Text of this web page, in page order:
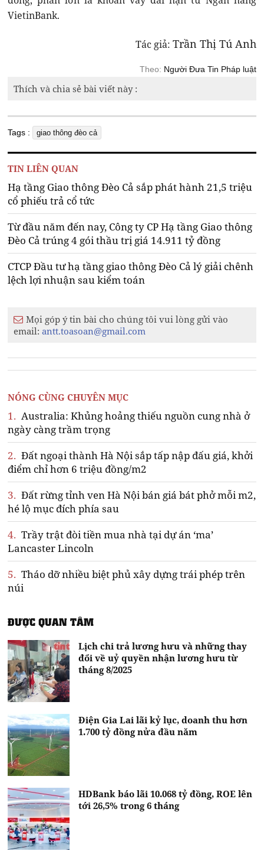
VietinBank.
Tác giả: Trần Thị Tú Anh
Theo: Người Đưa Tin Pháp luật
Thích và chia sẻ bài viết này :
Tags : giao thông đèo cả
TIN LIÊN QUAN
Hạ tầng Giao thông Đèo Cả sắp phát hành 21,5 triệu
cổ phiếu trả cổ tức
Từ đầu năm đến nay, Công ty CP Hạ tầng Giao thông
Đèo Cả trúng 4 gói thầu trị giá 14.911 tỷ đồng
CTCP Đầu tư hạ tầng giao thông Đèo Cả lý giải chênh
lệch lợi nhuận sau kiểm toán
Mọi góp ý tin bài cho chúng tôi vui lòng gửi vào
email:antt.toasoan@gmail.com
NÓNG CÙNG CHUYÊN MỤC
1. Australia: Khủng hoảng thiếu nguồn cung nhà ở
ngày càng trầm trọng
2. Đất ngoại thành Hà Nội sắp tấp nập đấu giá, khởi
điểm chỉ hơn 6 triệu đồng/m2
3. Đất rừng tỉnh ven Hà Nội bán giá bát phở mỗi m2,
hé lộ mục đích phía sau
4. Trầy trật đòi tiền mua nhà tại dự án ‘ma’
Lancaster Lincoln
5. Tháo dỡ nhiều biệt phủ xây dựng trái phép trên
núi
ĐƯỢC QUAN TÂM
Lịch chi trả lương hưu và những thay
đổi về uỷ quyền nhận lương hưu từ
tháng 8/2025
Điện Gia Lai lãi kỷ lục, doanh thu hơn
1.700 tỷ đồng nửa đầu năm
HDBank báo lãi 10.068 tỷ đồng, ROE lên
tới 26,5% trong 6 tháng